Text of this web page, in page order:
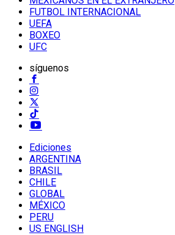
FUTBOL INTERNACIONAL
UEFA
BOXEO
UFC
síguenos
Ediciones
ARGENTINA
BRASIL
CHILE
GLOBAL
MÉXICO
PERU
US ENGLISH